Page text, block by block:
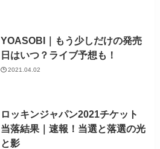
YOASOBI｜もう少しだけの発売
日はいつ？ライブ予想も！
2021.04.02
ロッキンジャパン2021チケット
当落結果｜速報！当選と落選の光
と影